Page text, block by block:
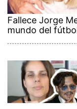
Fallece Jorge
mundo del